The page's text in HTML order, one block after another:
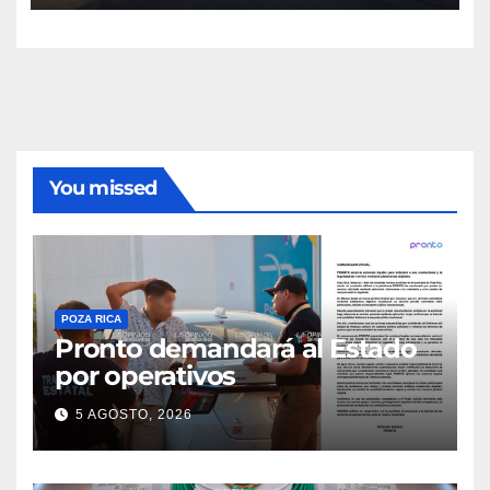
estatales refuerzan vigilancia
You missed
POZA RICA
Pronto demandará al Estado
por operativos
5 AGOSTO, 2026